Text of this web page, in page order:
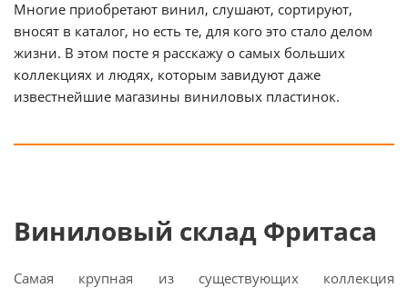
Многие приобретают винил, слушают, сортируют,
вносят в каталог, но есть те, для кого это стало делом
жизни. В этом посте я расскажу о самых больших
коллекциях и людях, которым завидуют даже
известнейшие магазины виниловых пластинок.
Виниловый склад Фритаса
Самая крупная из существующих коллекция